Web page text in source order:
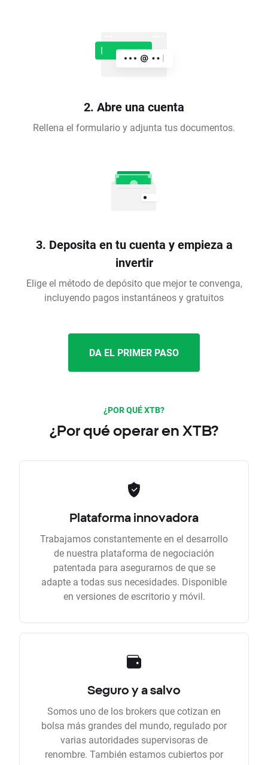
2. Abre una cuenta
Rellena el formulario y adjunta tus documentos.
3. Deposita en tu cuenta y empieza a
invertir
Elige el método de depósito que mejor te convenga,
incluyendo pagos instantáneos y gratuitos
DA EL PRIMER PASO
¿POR QUÉ XTB?
¿Por qué operar en XTB?
Plataforma innovadora
Trabajamos constantemente en el desarrollo
de nuestra plataforma de negociación
patentada para asegurarnos de que se
adapte a todas sus necesidades. Disponible
en versiones de escritorio y móvil.
Seguro y a salvo
Somos uno de los brokers que cotizan en
bolsa más grandes del mundo, regulado por
varias autoridades supervisoras de
renombre. También estamos cubiertos por